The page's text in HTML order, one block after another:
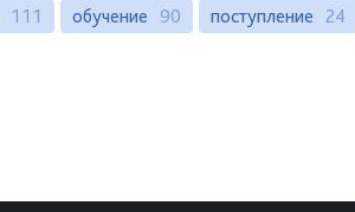
111 обучение 90 поступление 24